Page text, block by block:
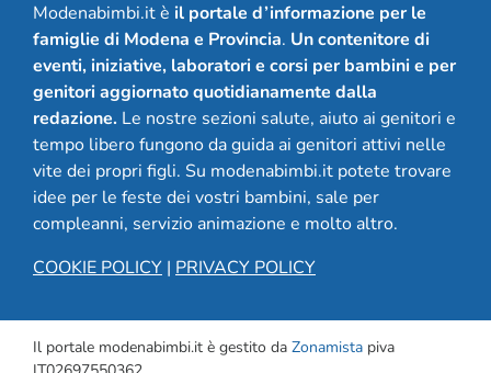
Modenabimbi.it è il portale d’informazione per le
famiglie di Modena e Provincia. Un contenitore di
eventi, iniziative, laboratori e corsi per bambini e per
genitori aggiornato quotidianamente dalla
redazione. Le nostre sezioni salute, aiuto ai genitori e
tempo libero fungono da guida ai genitori attivi nelle
vite dei propri figli. Su modenabimbi.it potete trovare
idee per le feste dei vostri bambini, sale per
compleanni, servizio animazione e molto altro.
COOKIE POLICY| PRIVACY POLICY
Il portale modenabimbi.it è gestito da Zonamistapiva